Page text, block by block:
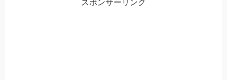
スポンサーリンク